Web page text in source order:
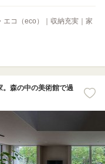
エコ（eco）｜収納充実｜家
。森の中の美術館で過